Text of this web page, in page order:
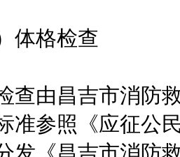
格检查
由昌吉市消防救
准参照《应征公